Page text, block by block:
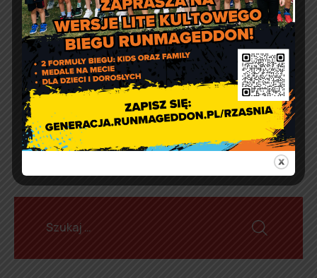
Konkurs na najładniej
udekorowaną posesję w
klimacie świątecznym